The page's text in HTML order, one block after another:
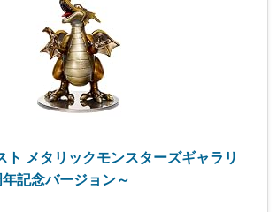
ト メタリックモンスターズギャラリ
記念バージョン～